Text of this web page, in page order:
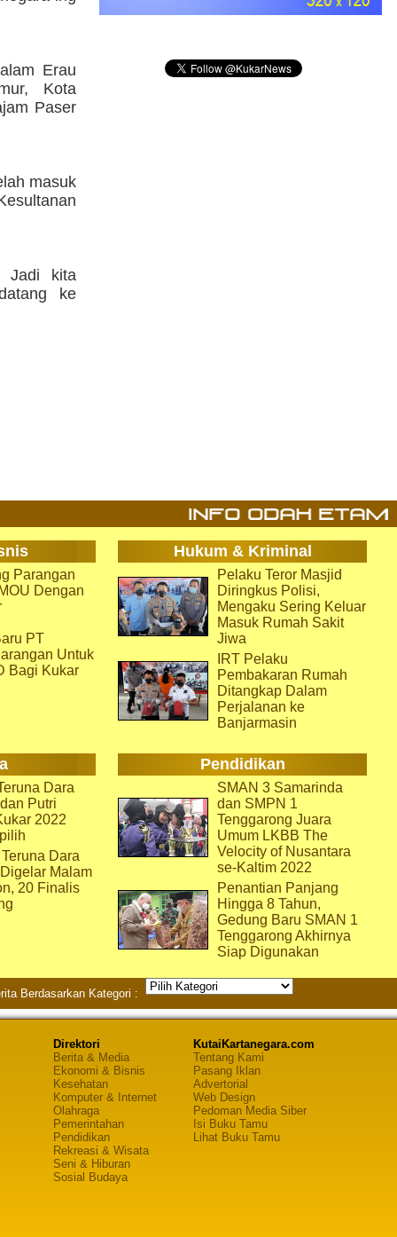
Erau
Kota
Paser
masuk
Jadi kita
ke
Hukum & Kriminal
Parangan
Dengan
PT
Untuk
Bagi Kukar
Pelaku Teror Masjid
Diringkus Polisi,
Mengaku Sering Keluar
Masuk Rumah Sakit
Jiwa
IRT Pelaku
Pembakaran Rumah
Ditangkap Dalam
Perjalanan ke
Banjarmasin
Pendidikan
Dara
Putri
2022
Dara
Malam
20 Finalis
SMAN 3 Samarinda
dan SMPN 1
Tenggarong Juara
Umum LKBB The
Velocity of Nusantara
se-Kaltim 2022
Penantian Panjang
Hingga 8 Tahun,
Gedung Baru SMAN 1
Tenggarong Akhirnya
Siap Digunakan
Berdasarkan Kategori :
Direktori
Berita & Media
Ekonomi & Bisnis
Kesehatan
Komputer & Internet
Olahraga
Pemerintahan
Pendidikan
Rekreasi & Wisata
Seni & Hiburan
Sosial Budaya
KutaiKartanegara.com
Tentang Kami
Pasang Iklan
Advertorial
Web Design
Pedoman Media Siber
Isi Buku Tamu
Lihat Buku Tamu